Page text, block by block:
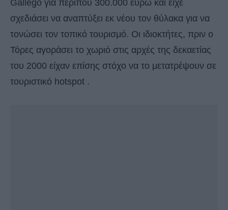
Gallego για περίπου 300.000 ευρώ και είχε
σχεδιάσει να αναπτύξει εκ νέου τον θύλακα για να
τονώσει τον τοπικό τουρισμό. Οι ιδιοκτήτες, πριν ο
Τόρες αγοράσει το χωριό στις αρχές της δεκαετίας
του 2000 είχαν επίσης στόχο να το μετατρέψουν σε
τουριστικό hotspot .